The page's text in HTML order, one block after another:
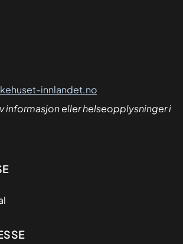
innlandet.no
informasjon eller helseopplysninger i